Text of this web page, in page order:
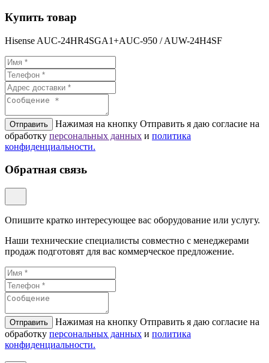
Купить товар
Hisense AUC-24HR4SGA1+AUC-950 / AUW-24H4SF
Отправить
Нажимая на кнопку Отправить я даю согласие на
обработку персональных данных и политикa
конфиденциальности.
Обратная связь
Опишите кратко интересующее вас оборудование или услугу.
Наши технические специалисты совместно с менеджерами
продаж подготовят для вас коммерческое предложение.
Отправить
Нажимая на кнопку Отправить я даю согласие на
обработку персональных данных и политикa
конфиденциальности.